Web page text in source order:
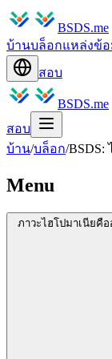
BSDS.me
บ้านบล็อกแหล่งข้
สอบ
BSDS.me
สอบ
บ้าน/บล็อก/BSDS:
Menu
ภาวะไฮโปมาเนียคื